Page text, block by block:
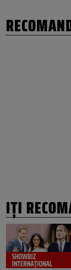
IȚI
SHOWBIZ
INTERNAȚIONAL